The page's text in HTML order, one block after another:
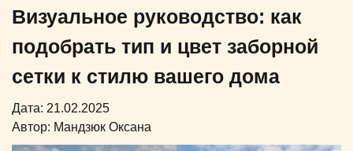
Визуальное руководство: как
подобрать тип и цвет заборной
сетки к стилю вашего дома
Дата: 21.02.2025
Автор: Мандзюк Оксана